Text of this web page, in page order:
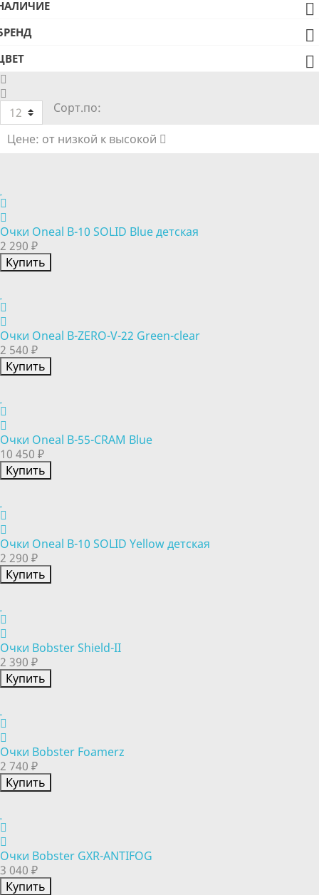



12
Сорт.по:
Цене: от низкой к высокой
Очки Oneal B-10 SOLID Blue детская
2 290 ₽
Купить
Очки Oneal B-ZERO-V-22 Green-clear
2 540 ₽
Купить
Очки Oneal B-55-CRAM Blue
10 450 ₽
Купить
Очки Oneal B-10 SOLID Yellow детская
2 290 ₽
Купить
Очки Bobster Shield-II
2 390 ₽
Купить
Очки Bobster Foamerz
2 740 ₽
Купить
Очки Bobster GXR-ANTIFOG
3 040 ₽
Купить